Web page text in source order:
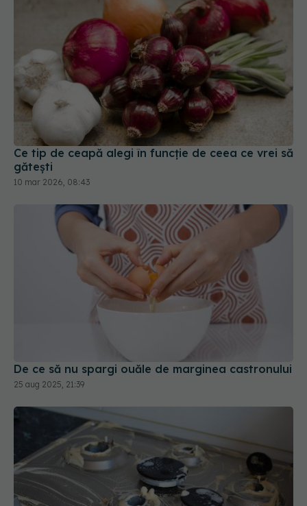
Ce tip de ceapă alegi în funcție de ceea ce vrei să
gătești
10 mar 2026, 08:43
De ce să nu spargi ouăle de marginea castronului
25 aug 2025, 21:39